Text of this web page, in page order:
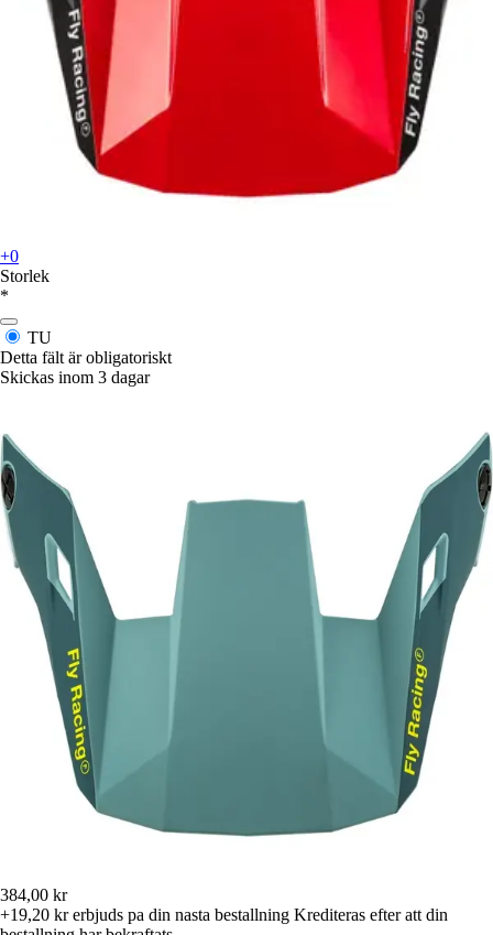
+0
Storlek
*
TU
Detta fält är obligatoriskt
Skickas inom 3 dagar
384,00 kr
+19,20 krerbjuds pa din nasta bestallning Krediteras efter att din